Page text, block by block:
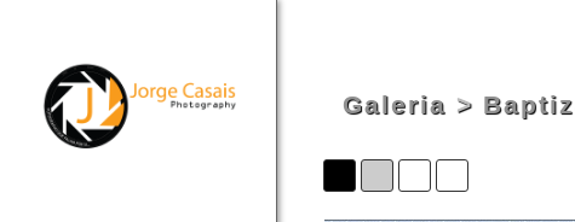
Galeria >